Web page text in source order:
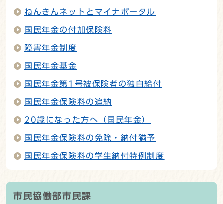
ねんきんネットとマイナポータル
国民年金の付加保険料
障害年金制度
国民年金基金
国民年金第1号被保険者の独自給付
国民年金保険料の追納
20歳になった方へ（国民年金）
国民年金保険料の免除・納付猶予
国民年金保険料の学生納付特例制度
市民協働部市民課